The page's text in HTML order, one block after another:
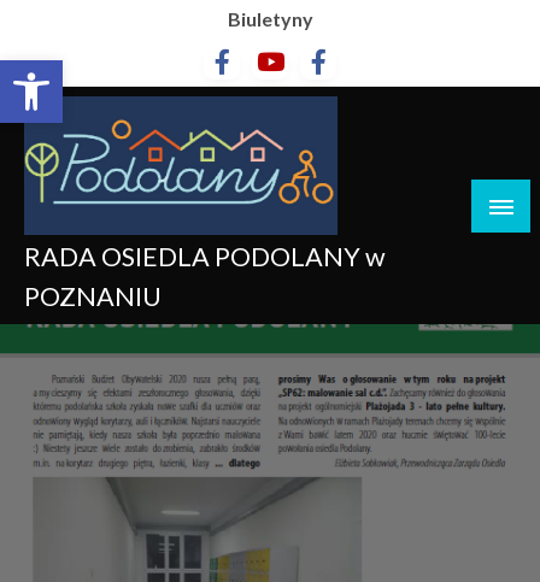
Otwórz pasek narzędzi
Biuletyny
RADA OSIEDLA PODOLANY w
POZNANIU